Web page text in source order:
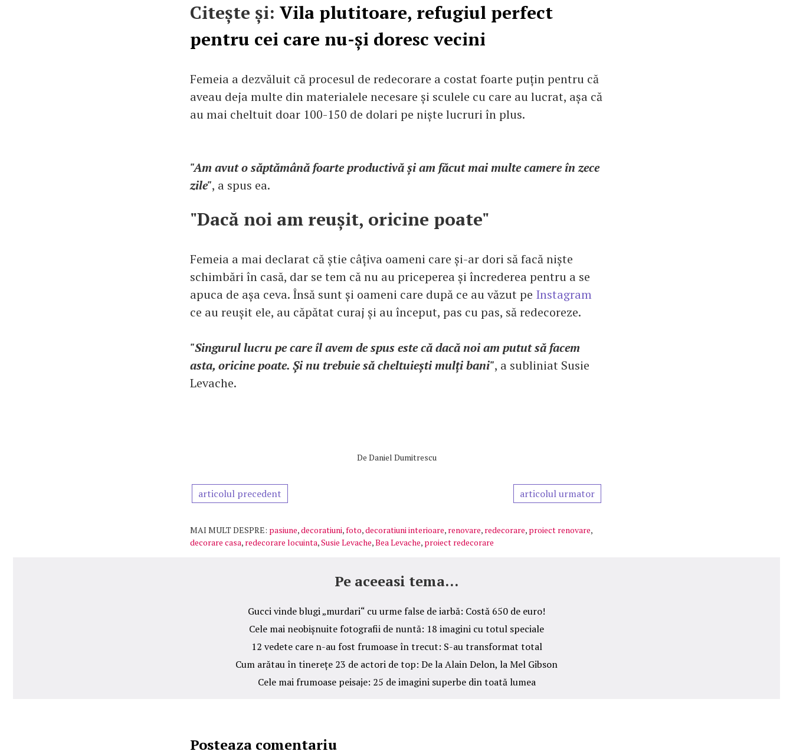
Citește și: Vila plutitoare, refugiul perfect
pentru cei care nu-și doresc vecini
Femeia a dezvăluit că procesul de redecorare a costat foarte puțin pentru că
aveau deja multe din materialele necesare și sculele cu care au lucrat, așa că
au mai cheltuit doar 100-150 de dolari pe niște lucruri în plus.
"Am avut o săptămână foarte productivă și am făcut mai multe camere în zece
zile", a spus ea.
"Dacă noi am reușit, oricine poate"
Femeia a mai declarat că știe câțiva oameni care și-ar dori să facă niște
schimbări în casă, dar se tem că nu au priceperea și încrederea pentru a se
apuca de așa ceva. Însă sunt și oameni care după ce au văzut pe Instagram
ce au reușit ele, au căpătat curaj și au început, pas cu pas, să redecoreze.
"Singurul lucru pe care îl avem de spus este că dacă noi am putut să facem
asta, oricine poate. Și nu trebuie să cheltuiești mulți bani", a subliniat Susie
Levache.
De Daniel Dumitrescu
articolul precedent articolul urmator
MAI MULT DESPRE: pasiune,decoratiuni,foto,decoratiuni interioare, renovare, redecorare, proiect renovare,
decorare casa, redecorare locuinta,Susie Levache,Bea Levache, proiect redecorare
Pe aceeasi tema...
Gucci vinde blugi „murdari“ cu urme false de iarbă: Costă 650 de euro!
Cele mai neobișnuite fotografii de nuntă: 18 imagini cu totul speciale
12 vedete care n-au fost frumoase în trecut: S-au transformat total
Cum arătau în tinerețe 23 de actori de top: De la Alain Delon, la Mel Gibson
Cele mai frumoase peisaje: 25 de imagini superbe din toată lumea
Posteaza comentariu